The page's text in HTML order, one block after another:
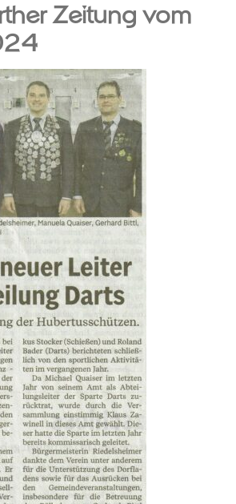
Zeitung vom